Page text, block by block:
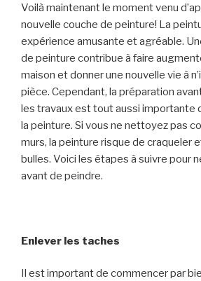
Voilà maintenant le moment venu
nouvelle couche de peinture! La
expérience amusante et agréable.
de peinture contribue à faire
maison et donner une nouvelle vie à
pièce. Cependant, la préparation
les travaux est tout aussi importante
la peinture. Si vous ne nettoyez pas
murs, la peinture risque de craqueler
bulles. Voici les étapes à suivre pour
avant de peindre.
Enlever les taches
Il est important de commencer par